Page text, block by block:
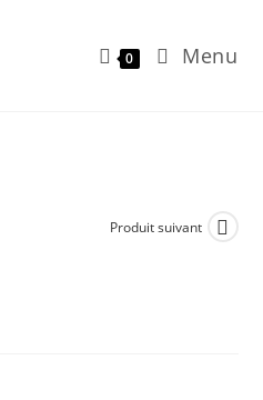
0 Menu
Produit suivant